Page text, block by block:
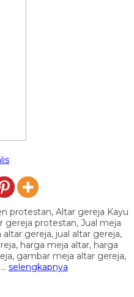
protestan, Altar gereja Kayu
gereja protestan, Jual meja
gereja, jual altar gereja,
harga meja altar, harga
gambar meja altar gereja,
selengkapnya